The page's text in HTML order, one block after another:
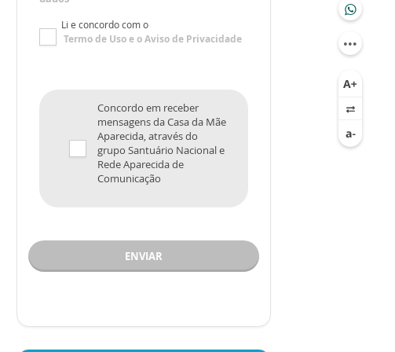
Li e concordo com o
Termo de Usoe oAviso de Privacidade
Concordo em receber
mensagens da Casa da Mãe
Aparecida, através do
grupo Santuário Nacional e
Rede Aparecida de
Comunicação
ENVIAR